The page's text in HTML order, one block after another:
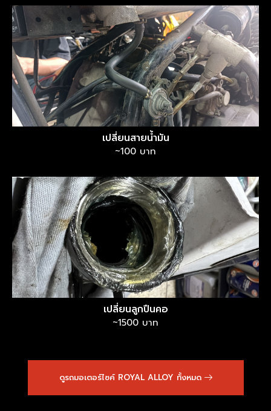
เปลี่ยนสายน้ำมัน
~100 บาท
เปลี่ยนลูกปืนคอ
~1500 บาท
ดูรถมอเตอร์ไซค์ ROYAL ALLOY ทั้งหมด